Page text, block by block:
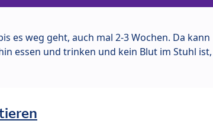
es weg geht, auch mal 2-3 Wochen. Da kann
essen und trinken und kein Blut im Stuhl ist,